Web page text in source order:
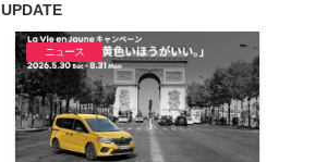
UPDATE
ニュース